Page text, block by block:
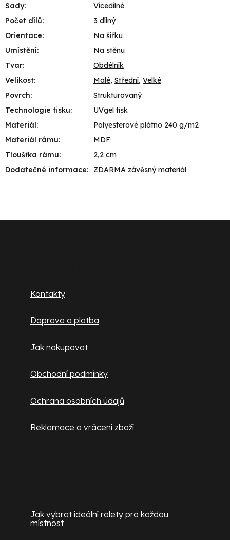
Sady:
Vícedílné
Počet dílů:
3 dílný
Orientace:
Na šířku
Umístění:
Na stěnu
Tvar:
Obdélník
Velikost: Malé, Střední, Velké
Povrch:
Strukturovaný
Technologie tisku:
UVgel tisk
Materiál:
Polyesterové plátno 240 g/m2
Materiál rámu:
MDF
Tloušťka rámu:
2,2 cm
Dodatečné informace: ZDARMA závěsný materiál
Kontakty
Doprava a platba
Jak nakupovat
Obchodní podmínky
Ochrana osobních údajů
Reklamace a vrácení zboží
Jak vybrat ideální rolety pro každou
místnost